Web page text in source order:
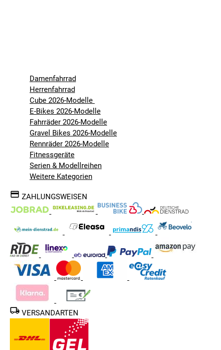
Damenfahrrad
Herrenfahrrad
Cube 2026-Modelle
E-Bikes 2026-Modelle
Fahrräder 2026-Modelle
Gravel Bikes 2026-Modelle
Rennräder 2026-Modelle
Fitnessgeräte
Serien & Modellreihen
Weitere Kategorien
ZAHLUNGSWEISEN
VERSANDARTEN